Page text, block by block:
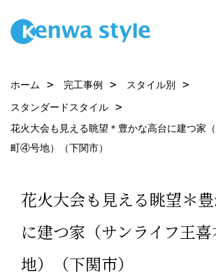
ホーム 完工事例
スタイル別
スタンダードスタイル
花火大会も見える眺望＊豊かな高台に建つ家
町④号地）（下関市）
花火大会も見える眺望＊
に建つ家（サンライフ王
地）（下関市）